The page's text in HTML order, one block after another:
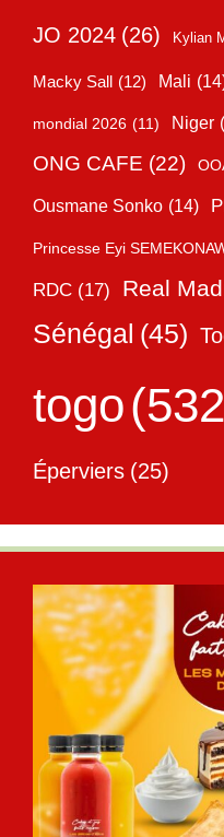
JO 2024 (26) Kylian
Macky Sall (12) Mali
mondial 2026 (11) Niger
ONG CAFE (22)
Ousmane Sonko (14)
Princesse Eyi
RDC (17) Real
Sénégal (45)
togo
Éperviers (25)